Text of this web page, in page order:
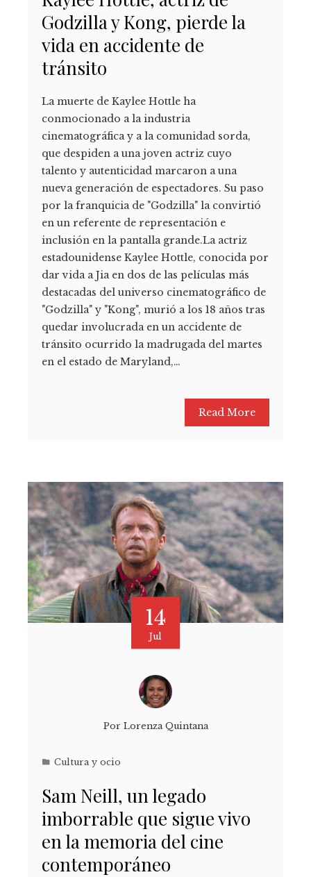
Godzilla y Kong, pierde la
vida en accidente de
tránsito
La muerte de Kaylee Hottle ha
conmocionado a la industria
cinematográfica y a la comunidad sorda,
que despiden a una joven actriz cuyo
talento y autenticidad marcaron a una
nueva generación de espectadores. Su paso
por la franquicia de "Godzilla" la convirtió
en un referente de representación e
inclusión en la pantalla grande.La actriz
estadounidense Kaylee Hottle, conocida por
dar vida a Jia en dos de las películas más
destacadas del universo cinematográfico de
"Godzilla" y "Kong", murió a los 18 años tras
quedar involucrada en un accidente de
tránsito ocurrido la madrugada del martes
en el estado de Maryland,…
Read More
14
Jul
Por Lorenza Quintana
Cultura y ocio
Sam Neill, un legado
imborrable que sigue vivo
en la memoria del cine
contemporáneo